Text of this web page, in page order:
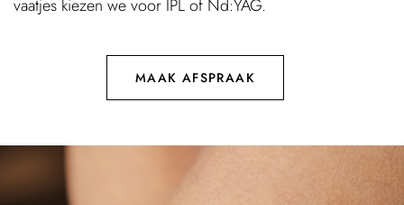
vaatjes kiezen we voor IPL of Nd:YAG.
MAAK AFSPRAAK